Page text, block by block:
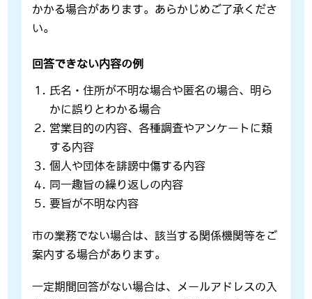
かかる場合があります。あらかじめご了承くださ
い。
回答できない内容の例
氏名・住所が不明な場合や匿名の場合、明ら
かに誤りとわかる場合
営業目的の内容、各種調査やアンケートに類
する内容
個人や団体を誹謗中傷する内容
同一趣旨の繰り返しの内容
要旨が不明な内容
市の業務でない場合は、該当する関係機関等をご
案内する場合があります。
一定期間回答がない場合は、メールアドレスの入